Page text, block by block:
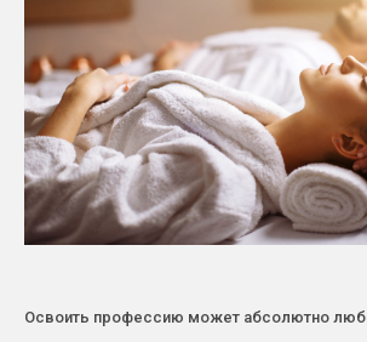
Освоить профессию может абсолютно